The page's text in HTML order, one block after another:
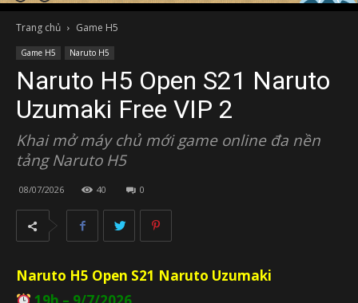
Trang chủ Game H5
Game H5 Naruto H5
Naruto H5 Open S21 Naruto
Uzumaki Free VIP 2
Khai mở máy chủ mới game online đa nền
tảng Naruto H5
08/07/2026 40 0
Naruto H5 Open S21 Naruto Uzumaki